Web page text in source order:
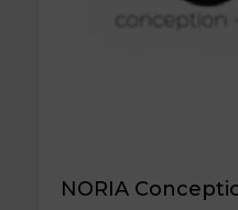
NORIA